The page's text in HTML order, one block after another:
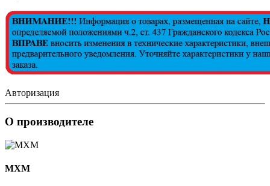
Авторизация
О производителе
MXM